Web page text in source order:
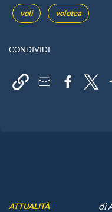
voli volotea
CONDIVIDI
ATTUALITÀ di